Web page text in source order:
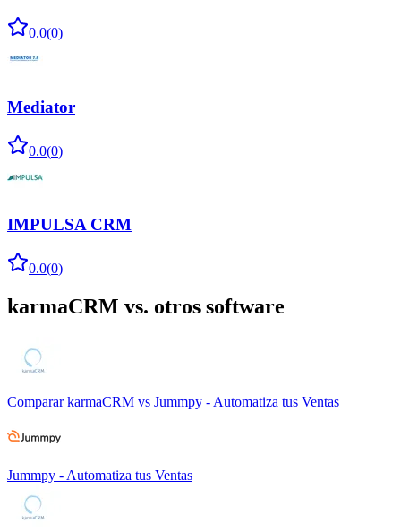
0.0(0)
Mediator
0.0(0)
IMPULSA CRM
0.0(0)
karmaCRM vs. otros software
Comparar karmaCRM vs Jummpy - Automatiza tus Ventas
Jummpy - Automatiza tus Ventas